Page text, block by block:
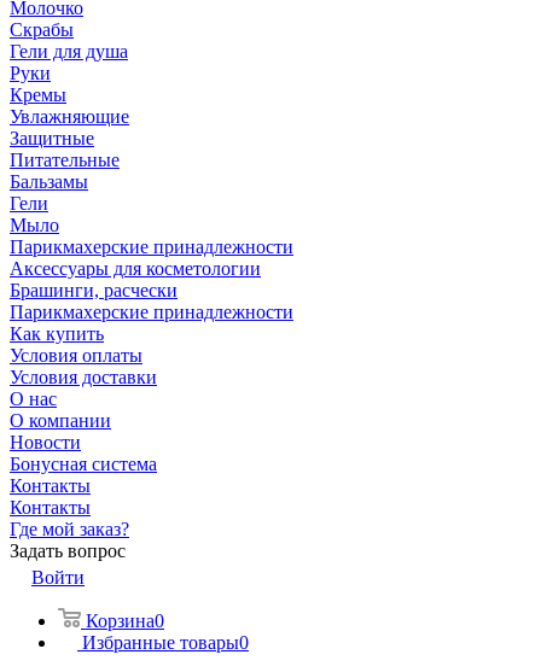
Молочко
Скрабы
Гели для душа
Руки
Кремы
Увлажняющие
Защитные
Питательные
Бальзамы
Гели
Мыло
Парикмахерские принадлежности
Аксессуары для косметологии
Брашинги, расчески
Парикмахерские принадлежности
Как купить
Условия оплаты
Условия доставки
О нас
О компании
Новости
Бонусная система
Контакты
Контакты
Где мой заказ?
Задать вопрос
Войти
Корзина0
Избранные товары0